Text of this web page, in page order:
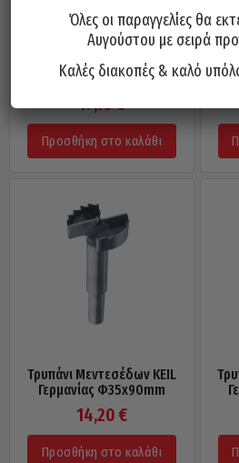
Τρυπάνι Μεντεσέδων KEIL
Γερμανίας Φ40x90mm
17,10€
Προσθήκη στο καλάθι
Τρυπάνι Μεντεσέδων KEIL
Γερμανίας Φ35x90mm
14,20 €
Προσθήκη στο καλάθι
Όλες οι παραγγελίες θα
Αυγούστου με σειρά
Καλές διακοπές & καλό